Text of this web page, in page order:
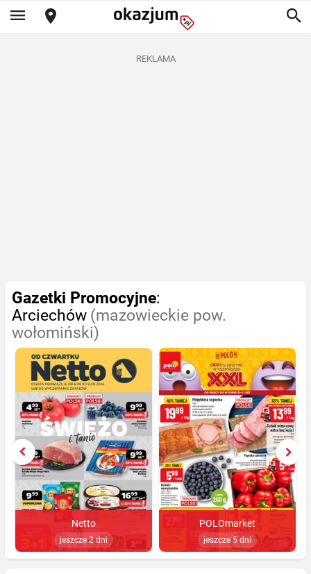
REKLAMA
Gazetki Promocyjne:
Arciechów (mazowieckie pow.
wołomiński)
Netto
jeszcze 2 dni
POLOmarket
jeszcze 5 dni